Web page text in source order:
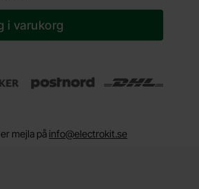
i varukorg
mejla på info@electrokit.se